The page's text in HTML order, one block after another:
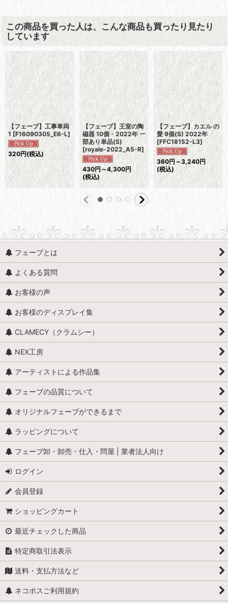
この商品を買った人は、こんな商品も買ったり見たり
しています
【フェーブ】工事車両
1 [F16090305_E6-L]
320円(税込)
【フェーブ】王室の陶
磁器 10個 - 2022年 一
部あり単品(S)
[royale-2022_A5-R]
430円～4,300円
(税込)
【フェーブ】カエル の
愛 9個(S) 2022年
[FFC18152-L3]
360円～3,240円
(税込)
フェーブとは
よくある質問
お客様の声
お客様のディスプレイ集
CLAMECY（クラムシー）
NEX工房
アーティストによる作品集
フェーブの品質について
オリジナルフェーブができるまで
ラッピングについて
フェーブ卸・卸売・仕入・問屋 | 業者法人向け
ログイン
会員登録
ショッピングカート
最近チェックした商品
特定商取引法表示
送料・支払方法など
ネコポスご利用規約